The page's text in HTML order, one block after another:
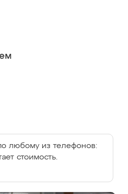
любому из телефонов:
стоимость.